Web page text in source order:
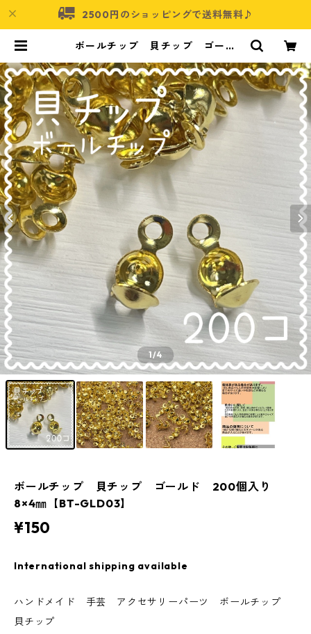
2500円のショッピングで送料無料♪
ボールチップ 貝チップ ゴール
03】 | アクセサリーパーツショッ
プ・可愛いハンドメイドパーツ通販
| ネムネコ
1/4
ボールチップ 貝チップ ゴールド 200個入り
8×4㎜【BT-GLD03】
¥150
International shipping available
ハンドメイド 手芸 アクセサリーパーツ ボールチップ
貝チップ